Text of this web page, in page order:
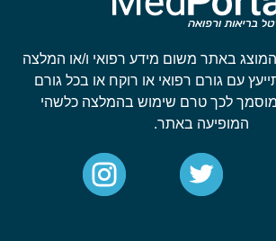
באתר משום מידע רפואי ו/או המלצה
עם גורם רפואי או רוקח או בכל גורם
לכך טרם שימוש בהמלצה כלשהי
המופיעה באתר.